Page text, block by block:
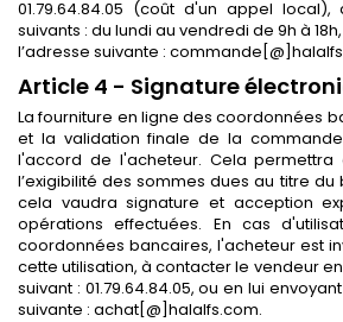
01.79.64.84.05 (coût d'un appel
suivants : du lundi au vendredi de 9h à
l’adresse suivante :
Article 4 - Signature
La fourniture en ligne des coordonnées
et la validation finale de la
l'accord de l'acheteur. Cela permettra
l’exigibilité des sommes dues au titre
cela vaudra signature et acception
opérations effectuées. En cas
coordonnées bancaires, l'acheteur est
cette utilisation, à contacter le vendeur
suivant : 01.79.64.84.05, ou en lui
suivante : achat[@]halalfs.com.